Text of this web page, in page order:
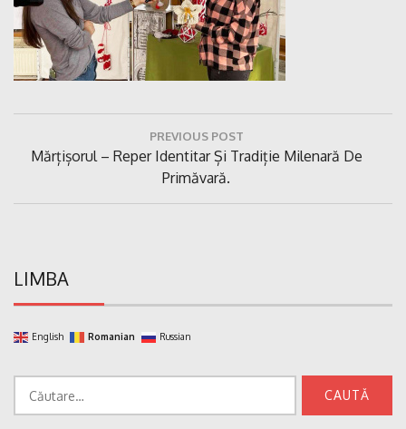
articole
PREVIOUS POST
Previous
Mărțișorul – Reper Identitar Și Tradiție Milenară De
Primăvară.
LIMBA
English Romanian Russian